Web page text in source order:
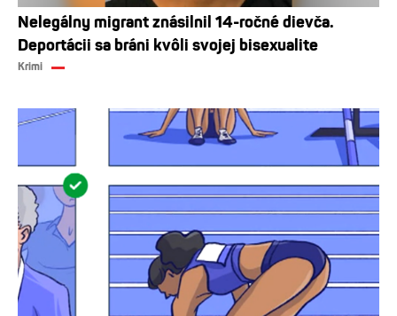
Nelegálny migrant znásilnil 14-ročné dievča.
Deportácii sa bráni kvôli svojej bisexualite
Krimi